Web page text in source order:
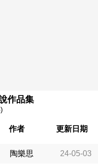
作品集
作者 更新日期
陶樂思 24-05-03